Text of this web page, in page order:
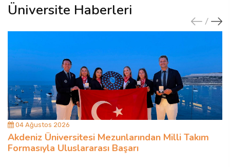
Üniversite Haberleri
04 Ağustos 2026
Akdeniz Üniversitesi Mezunlarından Milli Takım
Formasıyla Uluslararası Başarı